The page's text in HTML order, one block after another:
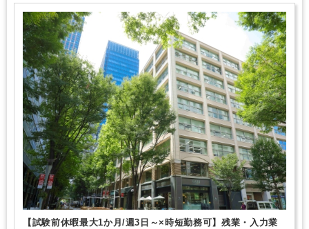
週数日OK（出勤日数相談可能） 週3日からOK 週4日勤務 週5日勤務
時短勤務の相談OK 勤務開始時間の相談OK 勤務終了時間の相談OK 朝遅め
10時以降出社OK 定時早め 16時以前退社OK フルタイム
1日5時間以内でもOK 時短OK 1日7時間未満勤務OK 9時30分出社OK
残業なし 残業少なめ 残業月10時間未満 残業20時間未満
駅から徒歩5分以内 オフィスカジュアルOK ドリンクサービスあり
パーテーション区切りあり 少人数の職場（所属部門の人数3人以下）
研修・資格取得支援 教育環境が充実 社内システム等のOJT
業務手順等のOJT 土日祝休み 弥生会計 freee e-Tax
【試験前休暇最大1か月/週3日～×時短勤務可】残業・入力業